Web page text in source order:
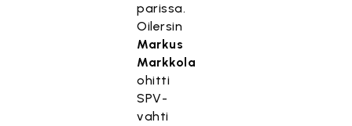
parissa.
Oilersin
Markus
Markkola
ohitti
SPV-
vahti